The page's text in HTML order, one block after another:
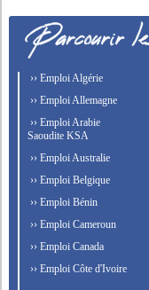
›› Emploi Algérie
›› Emploi Allemagne
›› Emploi Arabie
Saoudite KSA
›› Emploi Australie
›› Emploi Belgique
›› Emploi Bénin
›› Emploi Cameroun
›› Emploi Canada
›› Emploi Côte d'Ivoire